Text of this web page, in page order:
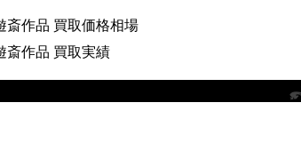
斎作品 買取価格相場
斎作品 買取実績